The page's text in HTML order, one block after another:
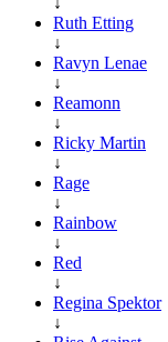
Ruth Etting
↓
Ravyn Lenae
↓
Reamonn
↓
Ricky Martin
↓
Rage
↓
Rainbow
↓
Red
↓
Regina Spektor
↓